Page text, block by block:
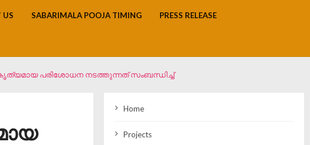
US SABARIMALA POOJA TIMING PRESS RELEASE
കൃത്യമായ പരിശോധന നടത്തുന്നത് സംബന്ധിച്ച്
Home
Projects